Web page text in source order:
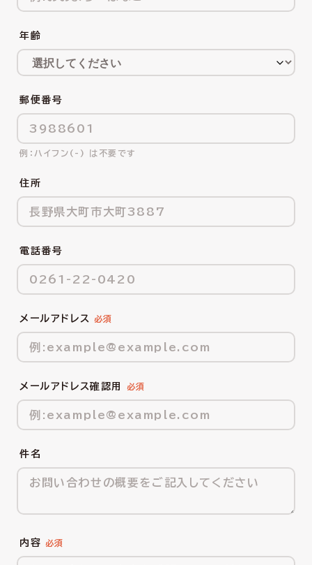
年齢
郵便番号
ハイフン(-) は不要です
住所
電話番号
メールアドレス
メールアドレス確認用
件名
内容